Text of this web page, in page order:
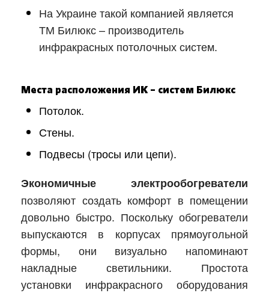
На Украине такой компанией является
ТМ Билюкс – производитель
инфракрасных потолочных систем.
Места расположения ИК – систем Билюкс
Потолок.
Стены.
Подвесы (тросы или цепи).
Экономичные электрообогреватели
позволяют создать комфорт в помещении
довольно быстро. Поскольку обогреватели
выпускаются в корпусах прямоугольной
формы, они визуально напоминают
накладные светильники. Простота
установки инфракрасного оборудования